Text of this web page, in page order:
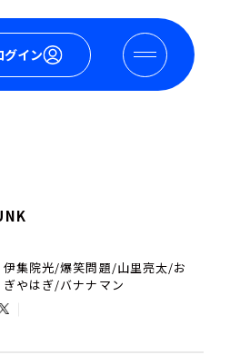
グイン
伊集院光/爆笑問題/山里亮太/お
ぎやはぎ/バナナマン